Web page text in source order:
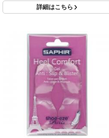
詳細はこちら